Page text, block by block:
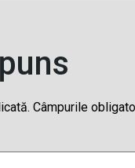
Câmpurile